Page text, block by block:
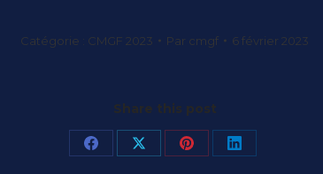
Catégorie : CMGF 2023 Par cmgf 6 février 2023
Share this post
PartagerPartagerPartagerPartager